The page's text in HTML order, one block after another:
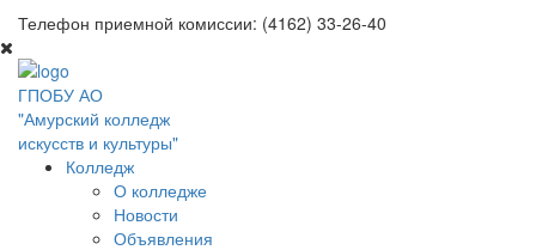
Телефон приемной комиссии: (4162) 33-26-40
ГПОБУ АО
"Амурский колледж
искусств и культуры"
Колледж
О колледже
Новости
Объявления